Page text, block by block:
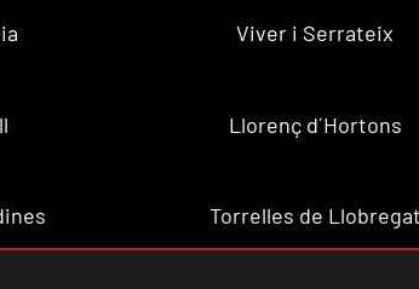
Viver i Serrateix
Llorenç d´Hortons
Torrelles de Llobregat